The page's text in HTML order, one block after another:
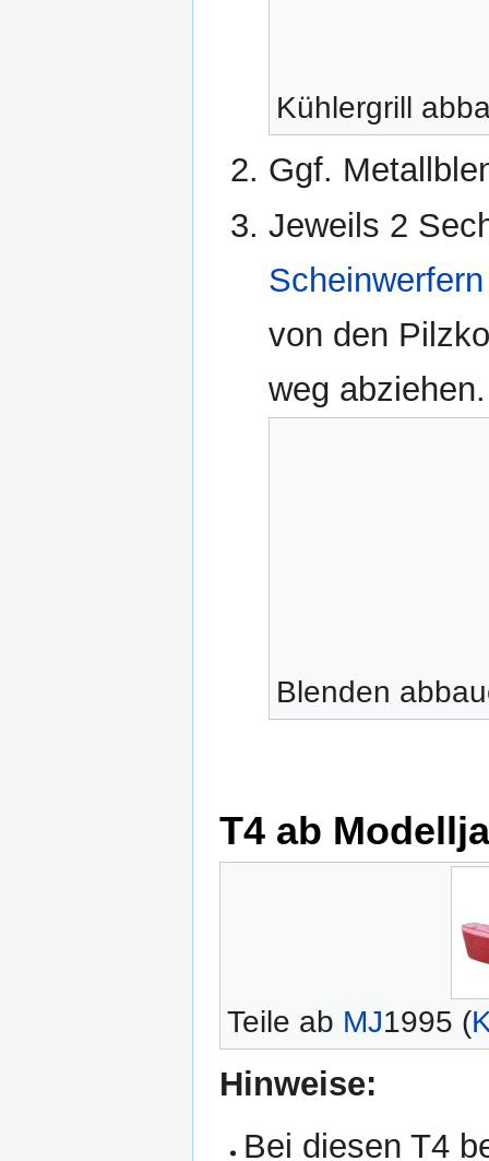
Kühlergrill
Ggf.
Jeweils 2
Scheinwerfern
von den
weg abziehen.
Blenden
T4 ab
Teile ab MJ1995 (
Hinweise:
Bei diesen T4